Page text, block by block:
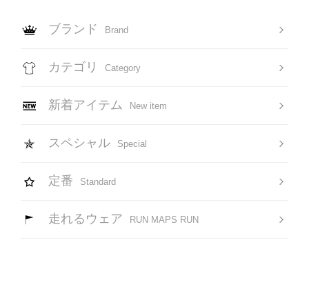
ブランド Brand
カテゴリ Category
新着アイテム New item
スペシャル Special
定番 Standard
走れるウェア RUN MAPS RUN